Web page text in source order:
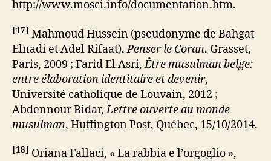
http://www.mosci.info/documentation.htm.
[17] Mahmoud Hussein (pseudonyme de Bahgat
Elnadi et Adel Rifaat),Penser le Coran, Grasset,
Paris, 2009 ; Farid El Asri,Être musulman belge:
entre élaboration identitaire et devenir,
Université catholique de Louvain, 2012 ;
Abdennour Bidar,Lettre ouverte au monde
musulman, Huffington Post, Québec, 15/10/2014.
[18] Oriana Fallaci, « La rabbia e l’orgoglio »,